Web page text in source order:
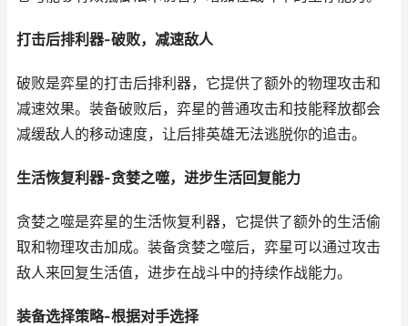
打击后排利器-破败，减速敌人
破败是弈星的打击后排利器，它提供了额外的物理攻击和
减速效果。装备破败后，弈星的普通攻击和技能释放都会
减缓敌人的移动速度，让后排英雄无法逃脱你的追击。
生活恢复利器-贪婪之噬，进步生活回复能力
贪婪之噬是弈星的生活恢复利器，它提供了额外的生活偷
取和物理攻击加成。装备贪婪之噬后，弈星可以通过攻击
敌人来回复生活值，进步在战斗中的持续作战能力。
装备选择策略-根据对手选择